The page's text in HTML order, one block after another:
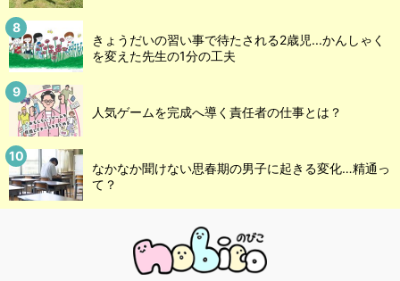
きょうだいの習い事で待たされる2歳児...かんしゃく
を変えた先生の1分の工夫
人気ゲームを完成へ導く責任者の仕事とは？
なかなか聞けない思春期の男子に起きる変化…精通っ
て？